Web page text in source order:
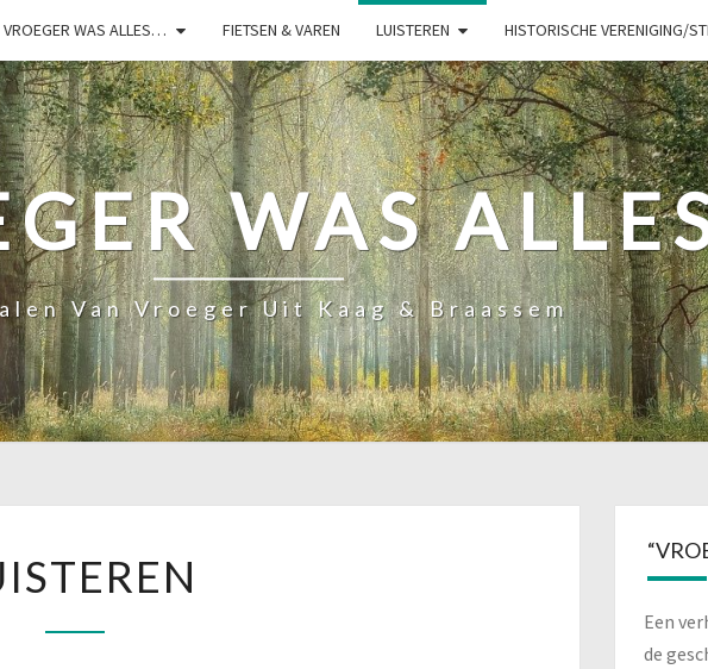
VROEGER WAS ALLES… FIETSEN & VAREN LUISTEREN HISTORISCHE VERENIGING/
WAS
Van Vroeger Uit Kaag & Braassem
Een
de